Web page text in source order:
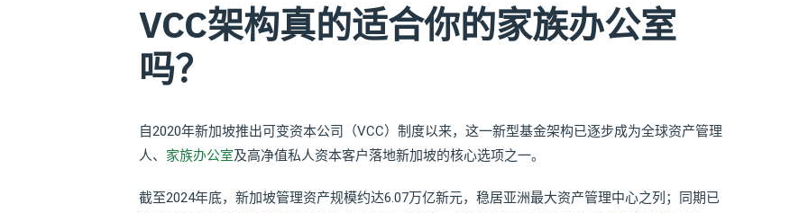
VCC架构真的适合你的家族办公室
吗？
自2020年新加坡推出可变资本公司（VCC）制度以来，这一新型基金架构已逐步成为全球资产管理
人、 家族办公室及高净值私人资本客户落地新加坡的核心选项之一。
截至2024年底，新加坡管理资产规模约达6.07万亿新元，稳居亚洲最大资产管理中心之列；同期已